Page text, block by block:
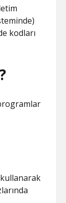
kodları